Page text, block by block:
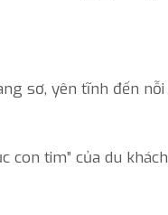
sơ, yên tĩnh đến
con tim” của du